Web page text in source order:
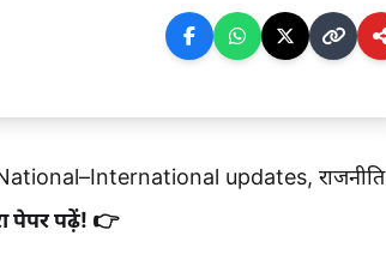
updates, राजनीति
पेपर पढ़ें! 👉